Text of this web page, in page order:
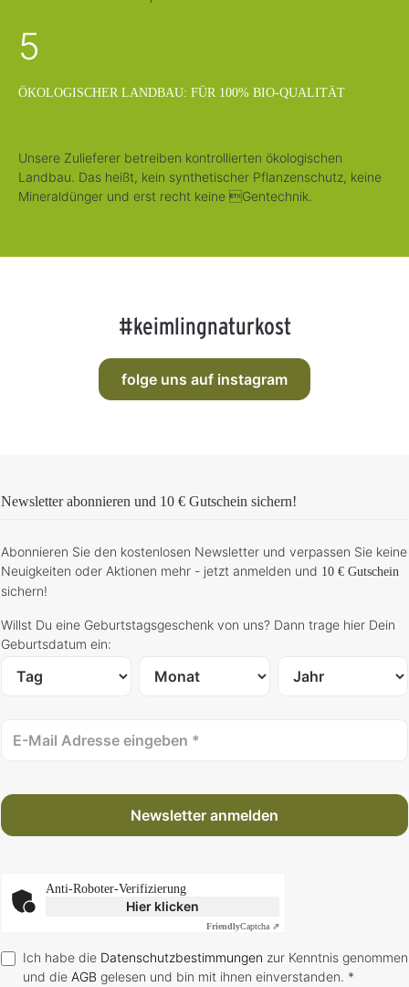
5
ÖKOLOGISCHER LANDBAU: FÜR 100% BIO-QUALITÄT
Unsere Zulieferer betreiben kontrollierten ökologischen
Landbau. Das heißt, kein synthetischer Pflanzenschutz, keine
Mineraldünger und erst recht keine Gentechnik.
#keimlingnaturkost
folge uns auf instagram
Newsletter abonnieren und 10 € Gutschein sichern!
Abonnieren Sie den kostenlosen Newsletter und verpassen Sie keine
Neuigkeiten oder Aktionen mehr - jetzt anmelden und 10 € Gutschein
sichern!
Willst Du eine Geburtstagsgeschenk von uns? Dann trage hier Dein
Geburtsdatum ein:
Newsletter anmelden
Anti-Roboter-Verifizierung
Hier klicken
FriendlyCaptcha ⇗
Ich habe die Datenschutzbestimmungen zur Kenntnis genommen
und die AGB gelesen und bin mit ihnen einverstanden. *